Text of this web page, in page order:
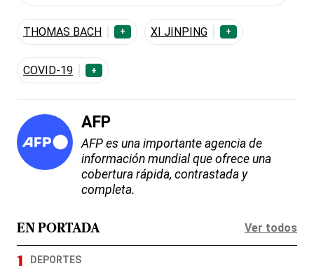
THOMAS BACH + XI JINPING +
COVID-19 +
AFP
AFP es una importante agencia de
información mundial que ofrece una
cobertura rápida, contrastada y
completa.
EN PORTADA Ver todos
DEPORTES